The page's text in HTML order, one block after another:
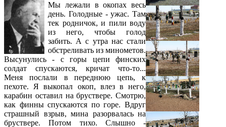
Мы лежали в окопах весь
день. Голодные - ужас. Там
тек родничок, и пили воду
из него, чтобы голод
забить. А с утра нас стали
обстреливать из минометов.
Высунулись - с горы цепи финских
солдат спускаются, кричат что-то...
Меня послали в переднюю цепь, к
пехоте. Я выкопал окоп, влез в него,
карабин оставил на бруствере. Смотрю,
как финны спускаются по горе. Вдруг
страшный взрыв, мина разорвалась на
бруствере. Потом тихо. Слышно -